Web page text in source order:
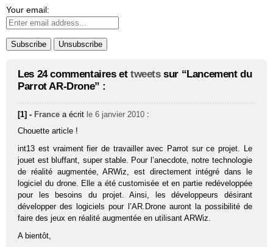
Your email:
Les 24 commentaires et tweetssur “Lancement du
Parrot AR-Drone” :
[1] - France a écrit le 6 janvier 2010 :
Chouette article !
int13 est vraiment fier de travailler avec Parrot sur ce projet. Le
jouet est bluffant, super stable. Pour l’anecdote, notre technologie
de réalité augmentée, ARWiz, est directement intégré dans le
logiciel du drone. Elle a été customisée et en partie redéveloppée
pour les besoins du projet. Ainsi, les développeurs désirant
développer des logiciels pour l’AR.Drone auront la possibilité de
faire des jeux en réalité augmentée en utilisant ARWiz.
A bientôt,